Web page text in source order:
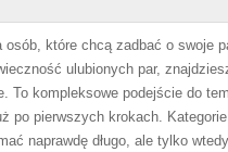
które chcą zadbać o swoje
ulubionych par,
To kompleksowe podejście do
po pierwszych krokach.
naprawdę długo, ale tylko